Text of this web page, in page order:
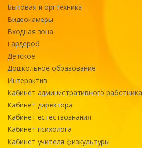
Бытовая и оргтехника
Видеокамеры
Входная зона
Гардероб
Детское
Дошкольное образование
Интерактив
Кабинет административного работника
Кабинет директора
Кабинет естествознания
Кабинет психолога
Кабинет учителя физкультуры